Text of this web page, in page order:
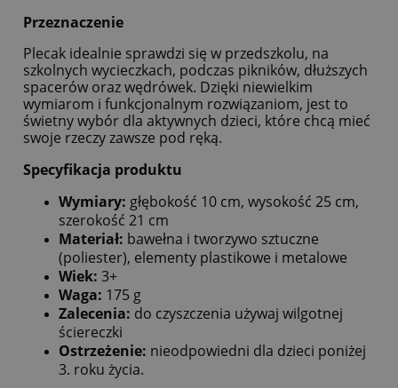
Przeznaczenie
Plecak idealnie sprawdzi się w przedszkolu, na
szkolnych wycieczkach, podczas pikników, dłuższych
spacerów oraz wędrówek. Dzięki niewielkim
wymiarom i funkcjonalnym rozwiązaniom, jest to
świetny wybór dla aktywnych dzieci, które chcą mieć
swoje rzeczy zawsze pod ręką.
Specyfikacja produktu
Wymiary: głębokość 10 cm, wysokość 25 cm,
szerokość 21 cm
Materiał: bawełna i tworzywo sztuczne
(poliester), elementy plastikowe i metalowe
Wiek: 3+
Waga: 175 g
Zalecenia: do czyszczenia używaj wilgotnej
ściereczki
Ostrzeżenie: nieodpowiedni dla dzieci poniżej
3. roku życia.